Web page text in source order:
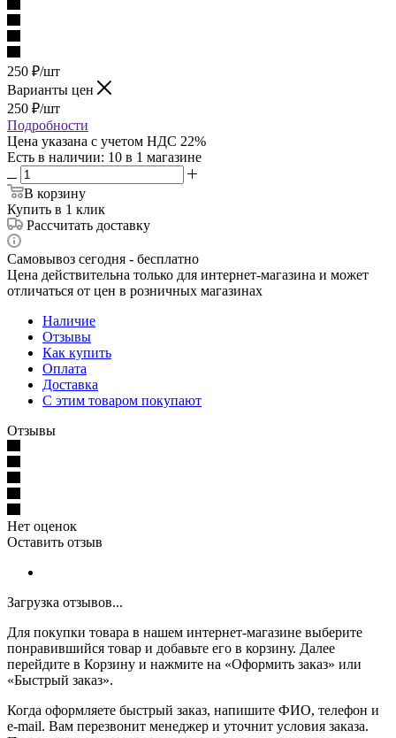
250 ₽/шт
Варианты цен
250 ₽/шт
Подробности
Цена указана с учетом НДС 22%
Есть в наличии: 10 в 1 магазине
В корзину
Купить в 1 клик
Рассчитать доставку
Самовывоз сегодня - бесплатно
Цена действительна только для интернет-магазина и может
отличаться от цен в розничных магазинах
Наличие
Отзывы
Как купить
Оплата
Доставка
С этим товаром покупают
Отзывы
Нет оценок
Оставить отзыв
Загрузка отзывов...
Для покупки товара в нашем интернет-магазине выберите
понравившийся товар и добавьте его в корзину. Далее
перейдите в Корзину и нажмите на «Оформить заказ» или
«Быстрый заказ».
Когда оформляете быстрый заказ, напишите ФИО, телефон и
e-mail. Вам перезвонит менеджер и уточнит условия заказа.